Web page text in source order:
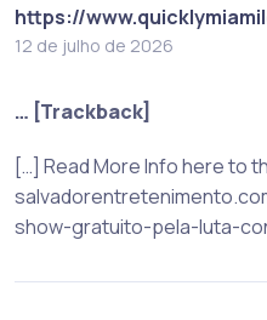
https://
12 de julho de 2026
… [Trackback]
[…] Read More Info here to
show-gratuito-pela-luta-